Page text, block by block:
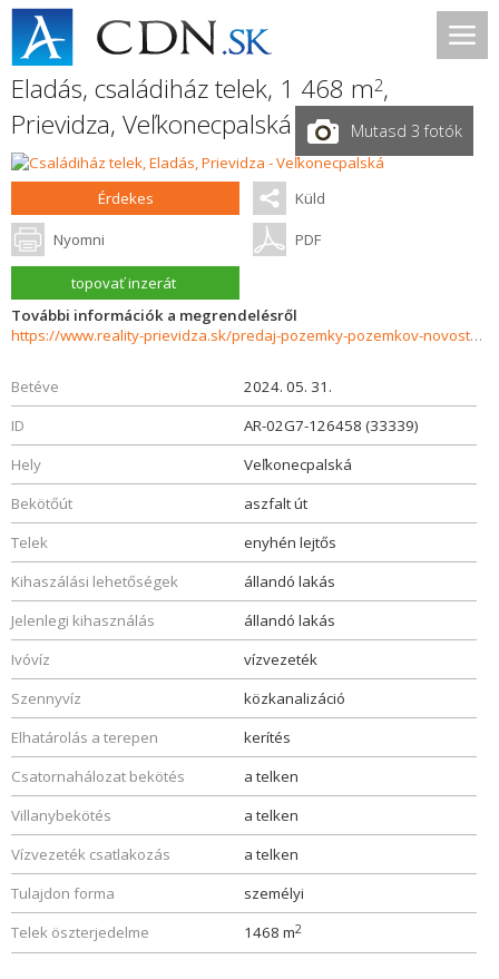
Eladás, családiház telek, 1 468 m2,
Prievidza, Veľkonecpalská Mutasd 3 fotók
Érdekes Küld
Nyomni PDF
topovať inzerát
További információk a megrendelésről
https://www.reality-prievidza.sk/predaj-pozemky-pozemkov-novostavby/Stavebny-pozemok-Necpaly-Prievidza-33339/?utm_source=areality&utm_medium=xml&utm_term=33339&utm_content=chalupa&utm_campaign=portaly
Betéve
2024. 05. 31.
ID
AR-02G7-126458 (33339)
Hely
Veľkonecpalská
Bekötőút
aszfalt út
Telek
enyhén lejtős
Kihaszálási lehetőségek
állandó lakás
Jelenlegi kihasználás
állandó lakás
Ivóvíz
vízvezeték
Szennyvíz
közkanalizáció
Elhatárolás a terepen
kerítés
Csatornahálozat bekötés
a telken
Villanybekötés
a telken
Vízvezeték csatlakozás
a telken
Tulajdon forma
személyi
Telek öszterjedelme
1468 m2